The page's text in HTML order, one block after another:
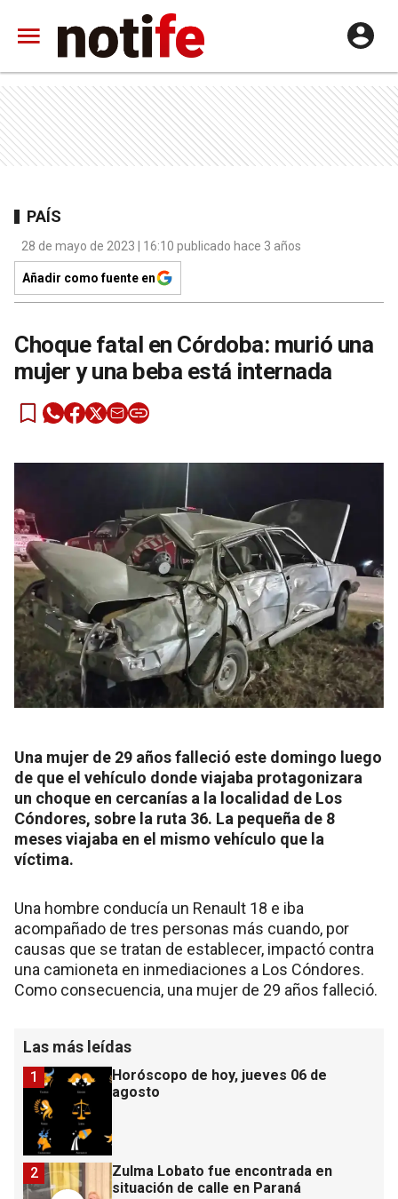
PAÍS
28 de mayo de 2023 | 16:10 publicado hace 3 años
Añadir como fuente en
Choque fatal en Córdoba: murió una
mujer y una beba está internada
Una mujer de 29 años falleció este domingo luego
de que el vehículo donde viajaba protagonizara
un choque en cercanías a la localidad de Los
Cóndores, sobre la ruta 36. La pequeña de 8
meses viajaba en el mismo vehículo que la
víctima.
Una hombre conducía un Renault 18 e iba
acompañado de tres personas más cuando, por
causas que se tratan de establecer, impactó contra
una camioneta en inmediaciones a Los Cóndores.
Como consecuencia, una mujer de 29 años falleció.
Las más leídas
Horóscopo de hoy, jueves 06 de
agosto
1
Zulma Lobato fue encontrada en
situación de calle en Paraná
2